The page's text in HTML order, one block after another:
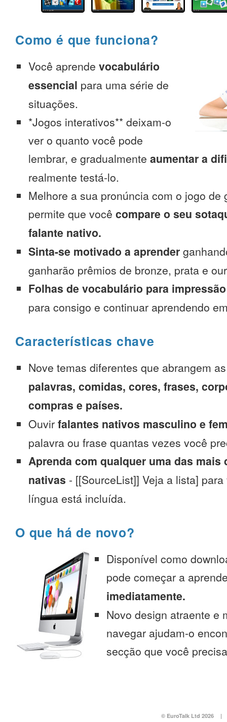
Como é que funciona?
Você aprende vocabulário
essencial para uma série de
situações.
*Jogos interativos** deixam-o
ver o quanto você pode
lembrar, e gradualmente aumentar a
realmente testá-lo.
Melhore a sua pronúncia com o jogo de
permite que você compare o seu
falante nativo.
Sinta-se motivado a aprender
ganharão prêmios de bronze, prata e
Folhas de vocabulário para impressão
para consigo e continuar aprendendo
Características chave
Nove temas diferentes que abrangem
palavras, comidas, cores, frases,
compras e países.
Ouvir falantes nativos masculino e
palavra ou frase quantas vezes você
Aprenda com qualquer uma das mais
nativas - [[SourceList]] Veja a lista]
língua está incluída.
O que há de novo?
Disponível como
pode começar a
imediatamente.
Novo design atraente e
navegar ajudam-o
secção que você
© EuroTalk Ltd 2026 |